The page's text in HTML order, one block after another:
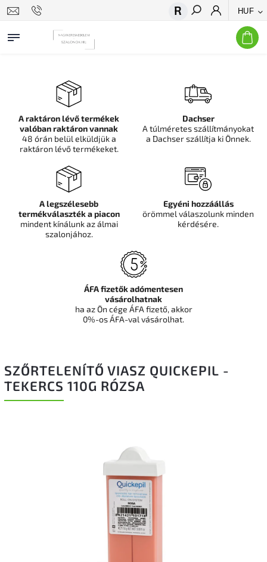
HUF
Keresés
SZŐRTELENÍTŐ VIASZ QUICKEPIL -
TEKERCS 110G RÓZSA
A raktáron lévő termékek
valóban raktáron vannak
48 órán belül elküldjük a
raktáron lévő termékeket.
Dachser
A túlméretes szállítmányokat
a Dachser szállítja ki Önnek.
A legszélesebb
termékválaszték a piacon
mindent kínálunk az álmai
szalonjához.
Egyéni hozzáállás
örömmel válaszolunk minden
kérdésére.
ÁFA fizetők adómentesen
vásárolhatnak
ha az Ön cége ÁFA fizető, akkor
0%-os ÁFA-val vásárolhat.